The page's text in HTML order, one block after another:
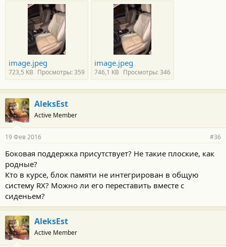
image.jpeg
723,5 KB Просмотры: 359
image.jpeg
746,1 KB Просмотры: 346
AleksEst
Active Member
19 Фев 2016 #36
Боковая поддержка присутствует? Не такие плоские, как
родные?
Кто в курсе, блок памяти не интегрирован в общую
систему RX? Можно ли его переставить вместе с
сиденьем?
AleksEst
Active Member